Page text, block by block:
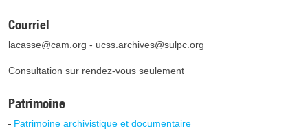
Courriel
lacasse@cam.org - ucss.archives@sulpc.org
Consultation sur rendez-vous seulement
Patrimoine
Patrimoine archivistique et documentaire